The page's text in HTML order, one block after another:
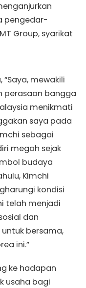
pengedar-
Group, syarikat
mewakili
perasaan bangga
menikmati
saya pada
sebagai
megah sejak
budaya
Kimchi
kondisi
telah menjadi
dan
bersama,
ini.”
ke hadapan
usaha bagi